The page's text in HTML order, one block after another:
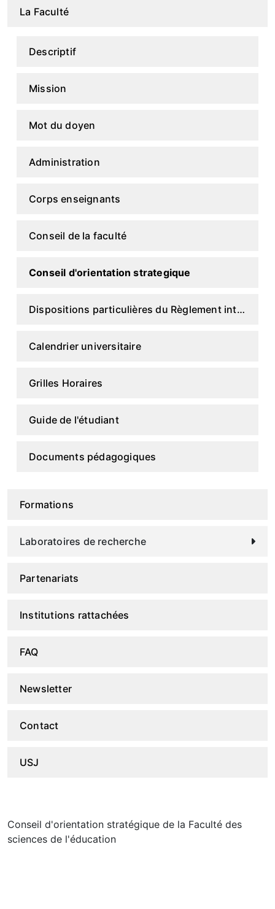
La Faculté
Descriptif
Mission
Mot du doyen
Administration
Corps enseignants
Conseil de la faculté
Conseil d'orientation strategique
Dispositions particulières du Règlement intérieur
Calendrier universitaire
Grilles Horaires
Guide de l'étudiant
Documents pédagogiques
Formations
Laboratoires de recherche
Partenariats
Institutions rattachées
FAQ
Newsletter
Contact
USJ
Conseil d'orientation stratégique de la Faculté des
sciences de l'éducation